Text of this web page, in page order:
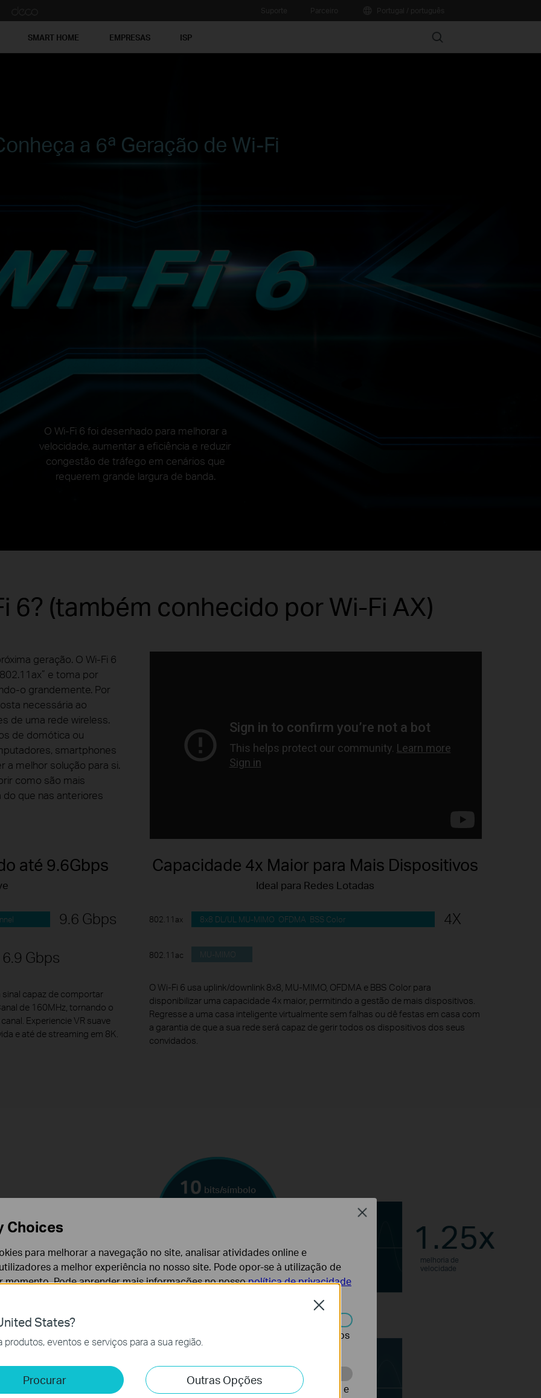
SMART HOME EMPRESAS ISP Search
a 6ª Geração de Wi-Fi
O Wi-Fi 6 foi desenhado para melhorar a
velocidade, aumentar a eficiência e reduzir
congestão de tráfego em cenários que
requerem grande largura de banda.
6? (também conhecido por Wi-Fi AX)
geração. O Wi-Fi 6
e toma por
o grandemente. Por
necessária ao
de uma rede wireless.
de domótica ou
smartphones
a melhor solução para si.
como são mais
que nas anteriores
até 9.6Gbps
9.6 Gbps
6.9 Gbps
capaz de comportar
de 160MHz, tornando o
Experiencie VR suave
e até de streaming em 8K.
Capacidade 4x Maior para Mais Dispositivos
Ideal para Redes Lotadas
802.11ax 8x8 DL/UL MU-MIMO OFDMA BSS Color 4X
802.11ac MU-MIMO
O Wi-Fi 6 usa uplink/downlink 8x8, MU-MIMO, OFDMA e BBS Color para
disponibilizar uma capacidade 4x maior, permitindo a gestão de mais dispositivos.
Regresse a uma casa inteligente virtualmente sem falhas ou dê festas em casa com
a garantia de que a sua rede será capaz de gerir todos os dispositivos dos seus
convidados.
ao
em
Veja
–
bits/símbolo
bits/símbolo
melhoria de
velocidade
States?
produtos, eventos e serviços para a sua região.
Procurar Outras Opções
Close
Choices
para melhorar a navegação no site, analisar atividades online e
a melhor experiência no nosso site. Pode opor-se à utilização de
momento. Pode aprender mais informações no nossopolítica de privacidade
para o funcionamento do website e não podem ser desativados nos
e Marketing
permite-nos analisar as suas atividades no nosso website para melhorar e
Close